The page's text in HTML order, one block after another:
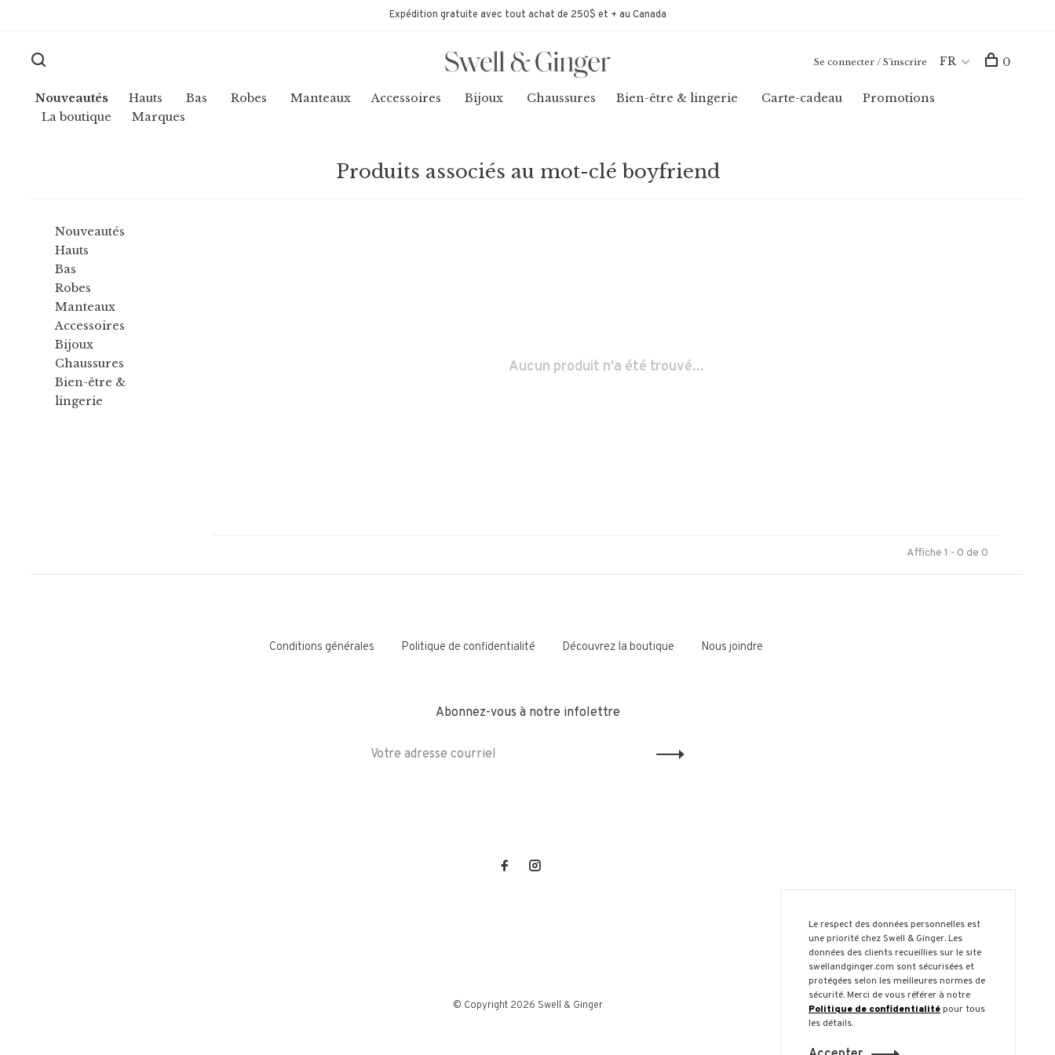
Expédition gratuite avec tout achat de 250$ et + au Canada
Nouveautés Hauts Bas Robes Manteaux Accessoires Bijoux Chaussures Bien-être & lingerie Carte-cadeau
Promotions
La boutique
Marques
Se connecter / S'inscrire FR 0
Produits associés au mot-clé boyfriend
Nouveautés
Hauts
Bas
Robes
Manteaux
Accessoires
Bijoux
Chaussures
Bien-être &
lingerie
Aucun produit n'a été trouvé...
Affiche 1 - 0 de 0
Conditions générales Politique de confidentialité Découvrez la boutique Nous joindre
Abonnez-vous à notre infolettre
© Copyright 2026 Swell & Ginger
Le respect des données personnelles est
une priorité chez Swell & Ginger. Les
données des clients recueillies sur le site
swellandginger.com sont sécurisées et
protégées selon les meilleures normes de
sécurité. Merci de vous référer à notre
Politique de confidentialitépour tous
les détails.